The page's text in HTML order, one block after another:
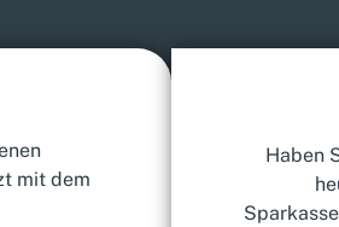
mit dem
Haben